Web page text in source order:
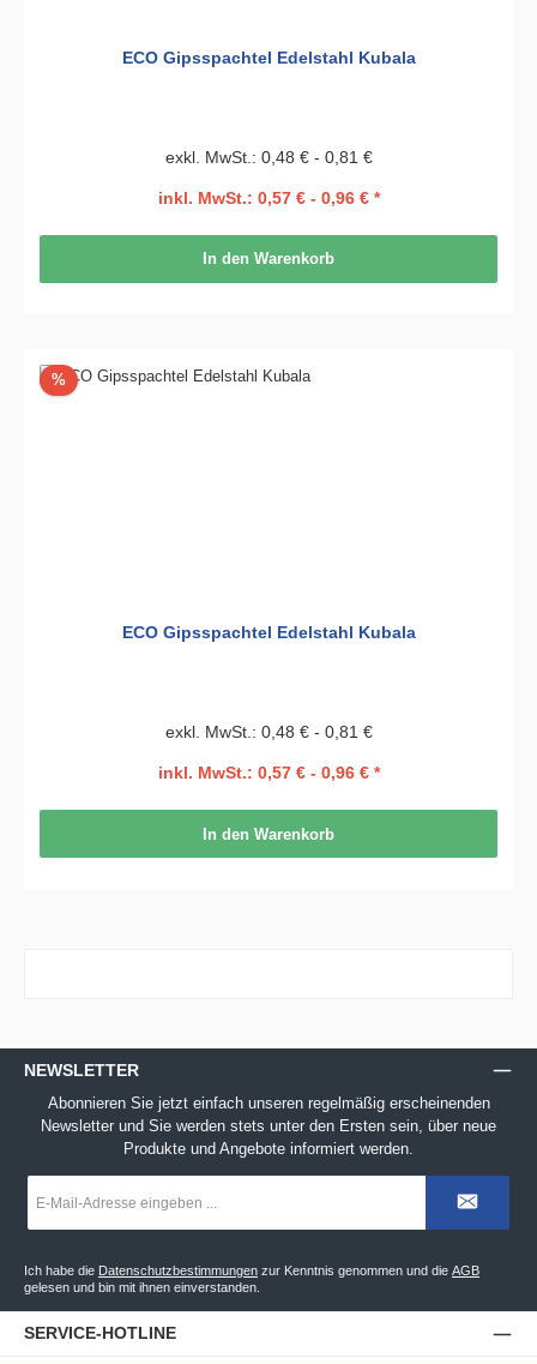
ECO Gipsspachtel Edelstahl Kubala
exkl. MwSt.: 0,48 € - 0,81 €
inkl. MwSt.: 0,57 € - 0,96 € *
In den Warenkorb
%Rabatt
ECO Gipsspachtel Edelstahl Kubala
exkl. MwSt.: 0,48 € - 0,81 €
inkl. MwSt.: 0,57 € - 0,96 € *
In den Warenkorb
NEWSLETTER
Abonnieren Sie jetzt einfach unseren regelmäßig erscheinenden
Newsletter und Sie werden stets unter den Ersten sein, über neue
Produkte und Angebote informiert werden.
Mail-
*
Ich habe die Datenschutzbestimmungen zur Kenntnis genommen und die AGB
gelesen und bin mit ihnen einverstanden.
SERVICE-HOTLINE